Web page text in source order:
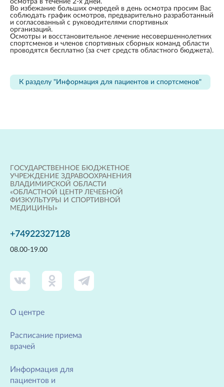
осмотра в течение 2-х дней.
Во избежание больших очередей в день осмотра просим Вас
соблюдать график осмотров, предварительно разработанный
и согласованный с руководителями спортивных
организаций.
Осмотры и восстановительное лечение несовершеннолетних
спортсменов и членов спортивных сборных команд области
проводятся бесплатно (за счет средств областного бюджета).
К разделу "Информация для пациентов и спортсменов"
ГОСУДАРСТВЕННОЕ БЮДЖЕТНОЕ
УЧРЕЖДЕНИЕ ЗДРАВООХРАНЕНИЯ
ВЛАДИМИРСКОЙ ОБЛАСТИ
«ОБЛАСТНОЙ ЦЕНТР ЛЕЧЕБНОЙ
ФИЗКУЛЬТУРЫ И СПОРТИВНОЙ
МЕДИЦИНЫ»
+74922327128
08.00-19.00
О центре
Расписание приема
врачей
Информация для
пациентов и